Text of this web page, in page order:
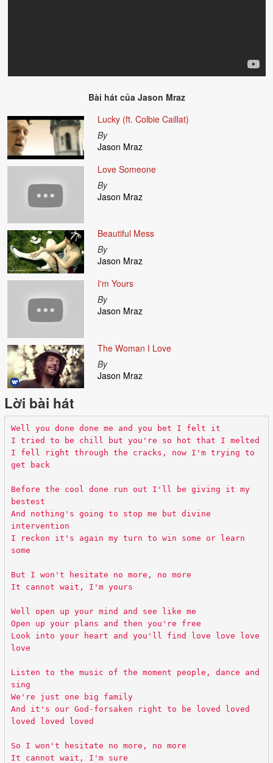
Bài hát của Jason Mraz
Lucky (ft. Colbie Caillat)
By
Jason Mraz
Love Someone
By
Jason Mraz
Beautiful Mess
By
Jason Mraz
I'm Yours
By
Jason Mraz
The Woman I Love
By
Jason Mraz
Lời bài hát
Well you done done me and you bet I felt it
I tried to be chill but you're so hot that I melted
I fell right through the cracks, now I'm trying to
get back
Before the cool done run out I'll be giving it my
bestest
And nothing's going to stop me but divine
intervention
I reckon it's again my turn to win some or learn
some
But I won't hesitate no more, no more
It cannot wait, I'm yours
Well open up your mind and see like me
Open up your plans and then you're free
Look into your heart and you'll find love love love
love
Listen to the music of the moment people, dance and
sing
We're just one big family
And it's our God-forsaken right to be loved loved
loved loved loved
So I won't hesitate no more, no more
It cannot wait, I'm sure